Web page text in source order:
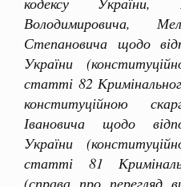
Володимировича,
Степановича щодо
України
статті 82
конституційною
Івановича щодо
України
статті 81
(справа про перегляд